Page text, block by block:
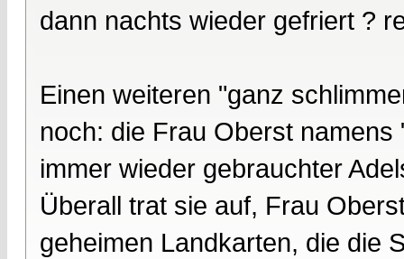
dann nachts wieder gefriert ?
Einen weiteren "ganz
noch: die Frau Oberst
immer wieder gebrauchter
Überall trat sie auf, Frau
geheimen Landkarten, die die